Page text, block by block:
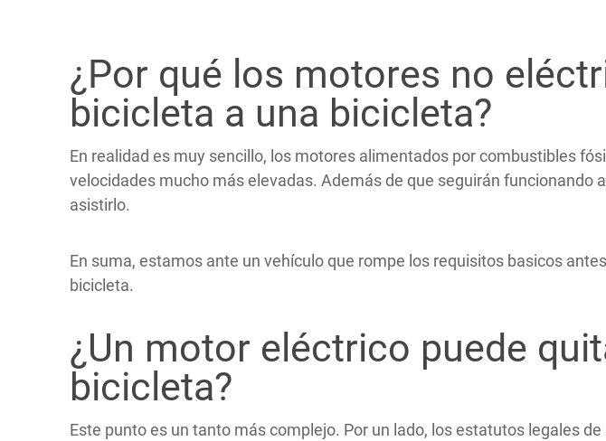
¿Por qué los motores no
bicicleta a una bicicleta?
En realidad es muy sencillo, los motores alimentados por combustibles
velocidades mucho más elevadas. Además de que seguirán
asistirlo.
En suma, estamos ante un vehículo que rompe los requisitos basicos
bicicleta.
¿Un motor eléctrico puede
bicicleta?
Este punto es un tanto más complejo. Por un lado, los estatutos legales de